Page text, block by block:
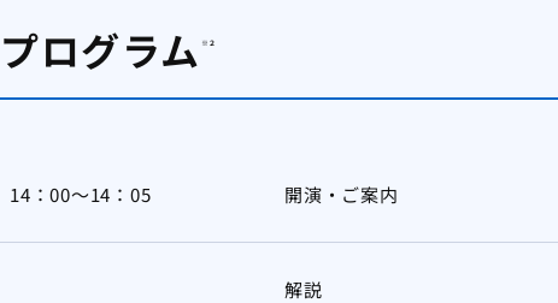
プログラム ※２
14：00～14：05 開演・ご案内
解説